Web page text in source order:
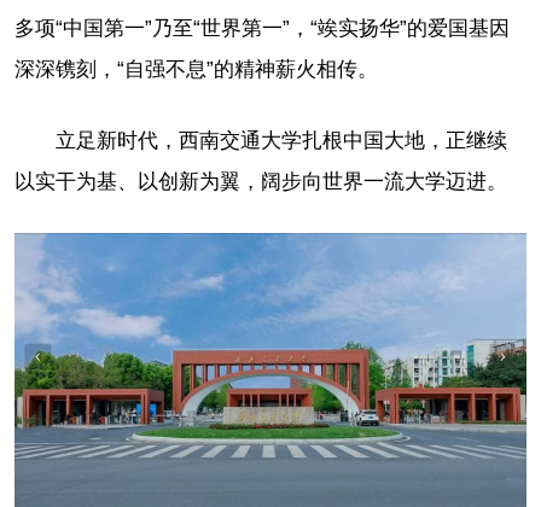
多项“中国第一”乃至“世界第一”，“竢实扬华”的爱国基因
深深镌刻，“自强不息”的精神薪火相传。
立足新时代，西南交通大学扎根中国大地，正继续
以实干为基、以创新为翼，阔步向世界一流大学迈进。